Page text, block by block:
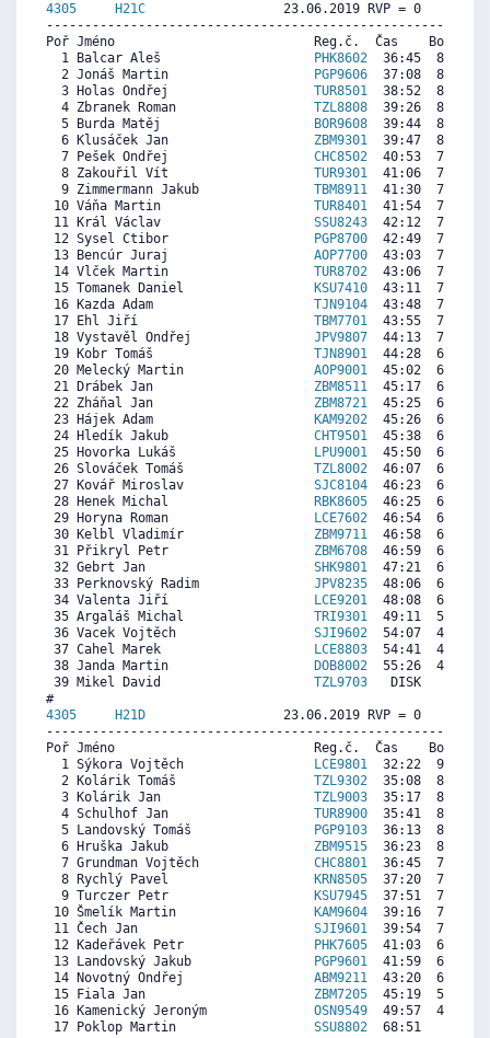
4305
H21C
23.06.2019 RVP = 0     IP
Poř Jméno                          Reg.č.  Čas    Body
  1 Balcar Aleš
PHK8602
36:45  8701
  2 Jonáš Martin
PGP9606
37:08  8614
  3 Holas Ondřej
TUR8501
38:52  8221
  4 Zbranek Roman
TZL8808
39:26  8093
  5 Burda Matěj
BOR9608
39:44  8025
  6 Klusáček Jan
ZBM9301
39:47  8014
  7 Pešek Ondřej
CHC8502
40:53  7764
  8 Zakouřil Vít
TUR9301
41:06  7715
  9 Zimmermann Jakub
TBM8911
41:30  7625
10 Váňa Martin TUR8401
41:54  7534
11 Král Václav SSU8243
42:12  7466
12 Sysel Ctibor
PGP8700
42:49  7327
13 Bencúr Juraj AOP7700
43:03  7274
14 Vlček Martin TUR8702
43:06  7262
15 Tomanek Daniel
KSU7410
43:11  7244
16 Kazda Adam TJN9104
43:48  7104
17 Ehl Jiří TBM7701
43:55  7077
18 Vystavěl Ondřej JPV9807
44:13  7009
19 Kobr Tomáš TJN8901
44:28  6953
20 Melecký Martin AOP9001
45:02  6825
21 Drábek Jan ZBM8511
45:17  6768
22 Zháňal Jan ZBM8721
45:25  6738
23 Hájek Adam
KAM9202
45:26  6734
24 Hledík Jakub CHT9501
45:38  6689
25 Hovorka Lukáš
LPU9001
45:50  6643
26 Slováček Tomáš TZL8002
46:07  6579
27 Kovář Miroslav SJC8104
46:23  6519
28 Henek Michal
RBK8605
46:25  6511
29 Horyna Roman
LCE7602
46:54  6402
30 Kelbl Vladimír ZBM9711
46:58  6387
31 Přikryl Petr ZBM6708
46:59  6383
32 Gebrt Jan SHK9801
47:21  6300
33 Perknovský Radim JPV8235
48:06  6130
34 Valenta Jiří
LCE9201
48:08  6122
35 Argaláš Michal TRI9301
49:11  5885
36 Vacek Vojtěch SJI9602
54:07  4767
37 Cahel Marek
LCE8803
54:41  4639
38 Janda Martin
DOB8002
55:26  4469
39 Mikel David TZL9703
DISK     0
4305
H21D
23.06.2019 RVP = 0     IP
Poř Jméno                          Reg.č.  Čas    Body
  1 Sýkora Vojtěch
LCE9801
32:22  9026
  2 Kolárik Tomáš
TZL9302
35:08  8335
  3 Kolárik Jan
TZL9003
35:17  8298
  4 Schulhof Jan
TUR8900
35:41  8198
  5 Landovský Tomáš
PGP9103
36:13  8065
  6 Hruška Jakub
ZBM9515
36:23  8023
  7 Grundman Vojtěch
CHC8801
36:45  7931
  8 Rychlý Pavel
KRN8505
37:20  7786
  9 Turczer Petr
KSU7945
37:51  7657
10 Šmelík Martin
KAM9604
39:16  7303
11 Čech Jan SJI9601
39:54  7145
12 Kadeřávek Petr
PHK7605
41:03  6858
13 Landovský Jakub
PGP9601
41:59  6625
14 Novotný Ondřej ABM9211
43:20  6288
15 Fiala Jan ZBM7205
45:19  5793
16 Kamenický Jeroným OSN9549
49:57  4636
17 Poklop Martin SSU8802
68:51     0